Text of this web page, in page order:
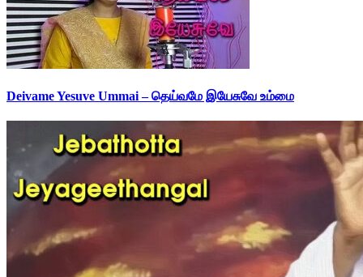
Deivame Yesuve Ummai – தெய்வமே இயேசுவே உம்மை